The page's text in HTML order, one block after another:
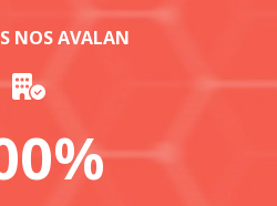
NOS AVALAN
%